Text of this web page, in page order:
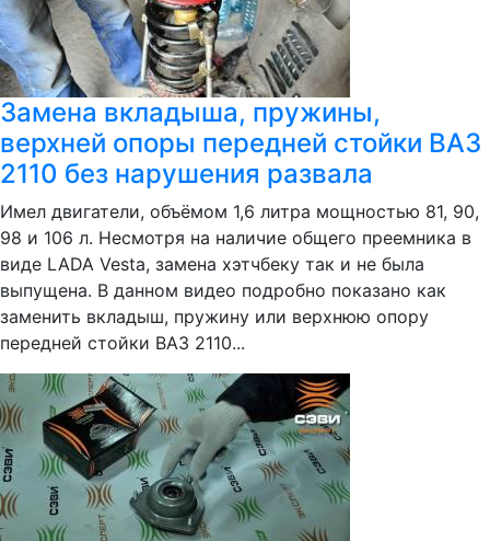
Замена вкладыша, пружины,
верхней опоры передней стойки ВАЗ
2110 без нарушения развала
Имел двигатели, объёмом 1,6 литра мощностью 81, 90,
98 и 106 л. Несмотря на наличие общего преемника в
виде LADA Vesta, замена хэтчбеку так и не была
выпущена. В данном видео подробно показано как
заменить вкладыш, пружину или верхнюю опору
передней стойки ВАЗ 2110...